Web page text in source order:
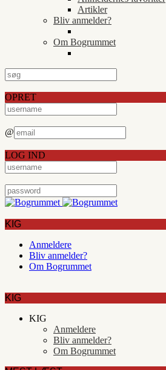
Artikler
Bliv anmelder?
Om Bogrummet
OPRET
@
LOG IND
KIG
Anmeldere
Bliv anmelder?
Om Bogrummet
KIG
KIG
Anmeldere
Bliv anmelder?
Om Bogrummet